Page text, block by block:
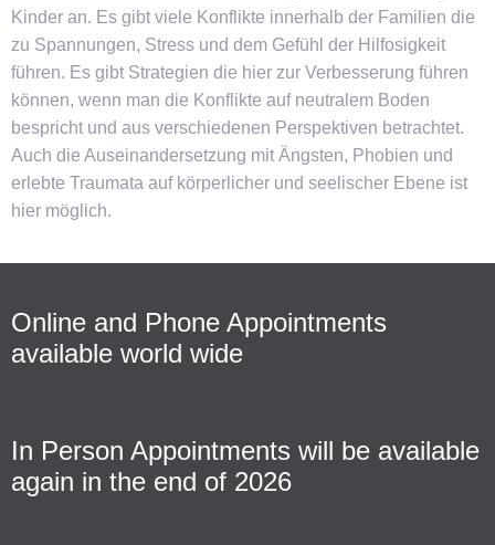
Kinder an. Es gibt viele Konflikte innerhalb der Familien die
zu Spannungen, Stress und dem Gefühl der Hilfosigkeit
führen. Es gibt Strategien die hier zur Verbesserung führen
können, wenn man die Konflikte auf neutralem Boden
bespricht und aus verschiedenen Perspektiven betrachtet.
Auch die Auseinandersetzung mit Ängsten, Phobien und
erlebte Traumata auf körperlicher und seelischer Ebene ist
hier möglich.
Online and Phone Appointments
available world wide
In Person Appointments will be available
again in the end of 2026